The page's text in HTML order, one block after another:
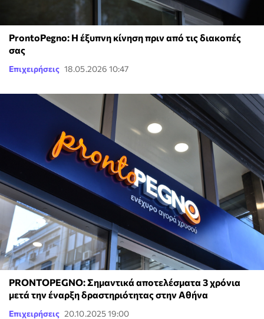
ProntoPegno: Η έξυπνη κίνηση πριν από τις διακοπές
σας
Επιχειρήσεις 18.05.2026 10:47
PRONTOPEGNO: Σημαντικά αποτελέσματα 3 χρόνια
μετά την έναρξη δραστηριότητας στην Αθήνα
Επιχειρήσεις 20.10.2025 19:00